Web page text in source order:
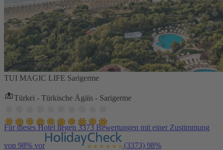
TUI MAGIC LIFE Sarigerme
Türkei - Türkische Ägäis - Sarigerme
Für dieses Hotel liegen 3373 Bewertungen mit einer Zustimmung
von 98% vor (3373) 98%